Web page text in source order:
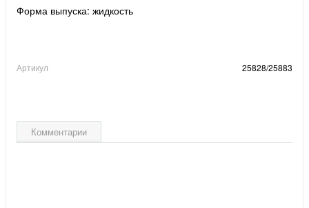
Форма выпуска: жидкость
Артикул 25828/25883
Комментарии